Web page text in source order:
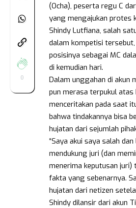
0
(Ocha), peserta regu C
yang mengajukan protes
Shindy Lutfiana, salah
dalam kompetisi
posisinya sebagai MC
di kemudian hari.
Dalam unggahan di akun
pun merasa terpukul
menceritakan pada saat
bahwa tindakannya bisa
hujatan dari sejumlah
“Saya akui saya salah
mendukung juri (dan
menerima keputusan juri)
fakta yang sebenarnya.
hujatan dari netizen
Shindy dilansir dari akun